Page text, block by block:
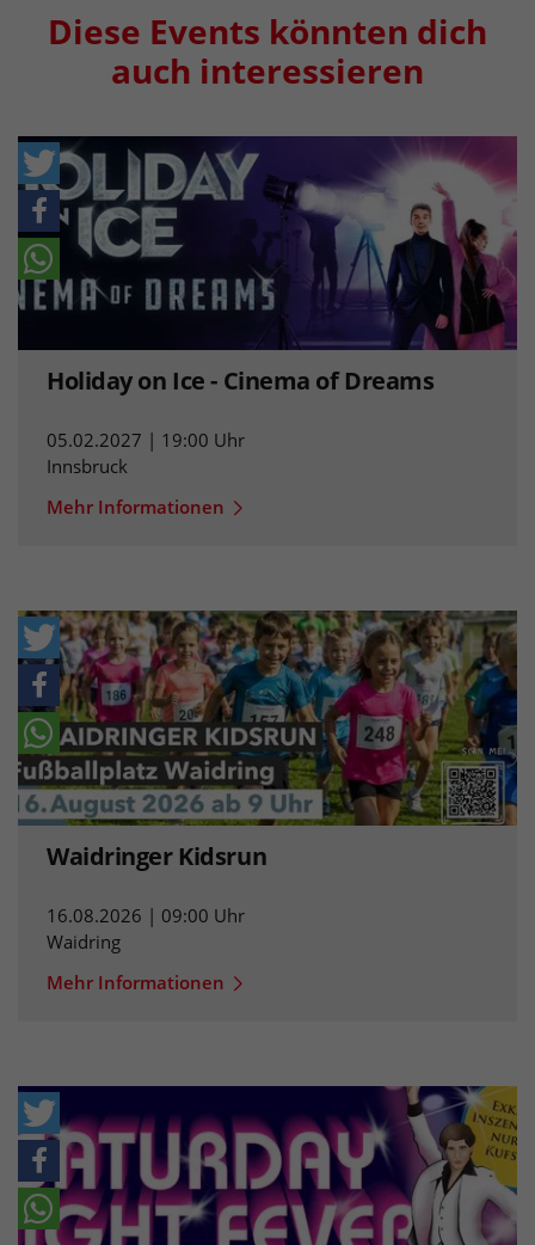
Diese Events könnten dich
auch interessieren
Holiday on Ice - Cinema of Dreams
05.02.2027 | 19:00 Uhr
Innsbruck
Mehr Informationen
Waidringer Kidsrun
16.08.2026 | 09:00 Uhr
Waidring
Mehr Informationen